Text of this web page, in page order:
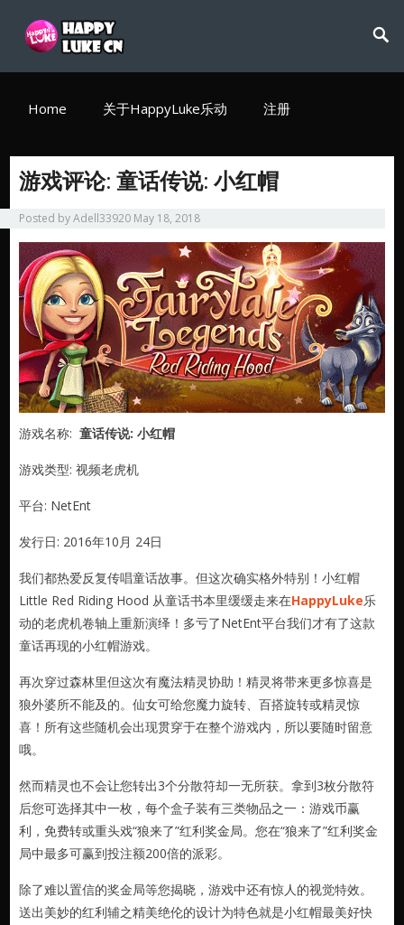
Home 关于HappyLuke乐动 注册
游戏评论: 童话传说: 小红帽
Posted byAdell33920 May 18, 2018
游戏名称:童话传说: 小红帽
游戏类型: 视频老虎机
平台: NetEnt
发行日: 2016年10月 24日
我们都热爱反复传唱童话故事。但这次确实格外特别！小红帽
Little Red Riding Hood 从童话书本里缓缓走来在HappyLuke乐
动的老虎机卷轴上重新演绎！多亏了NetEnt平台我们才有了这款
童话再现的小红帽游戏。
再次穿过森林里但这次有魔法精灵协助！精灵将带来更多惊喜是
狼外婆所不能及的。仙女可给您魔力旋转、百搭旋转或精灵惊
喜！所有这些随机会出现贯穿于在整个游戏内，所以要随时留意
哦。
然而精灵也不会让您转出3个分散符却一无所获。拿到3枚分散符
后您可选择其中一枚，每个盒子装有三类物品之一：游戏币赢
利，免费转或重头戏“狼来了”红利奖金局。您在“狼来了”红利奖金
局中最多可赢到投注额200倍的派彩。
除了难以置信的奖金局等您揭晓，游戏中还有惊人的视觉特效。
送出美妙的红利辅之精美绝伦的设计为特色就是小红帽最美好快